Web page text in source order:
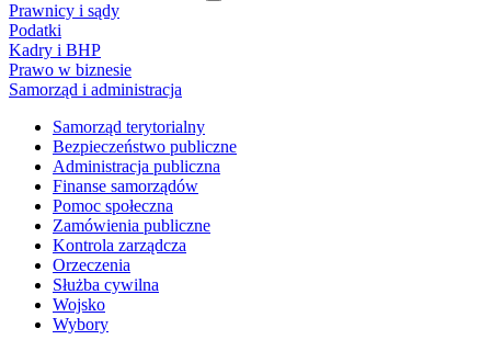
Prawnicy i sądy
Podatki
Kadry i BHP
Prawo w biznesie
Samorząd i administracja
Samorząd terytorialny
Bezpieczeństwo publiczne
Administracja publiczna
Finanse samorządów
Pomoc społeczna
Zamówienia publiczne
Kontrola zarządcza
Orzeczenia
Służba cywilna
Wojsko
Wybory